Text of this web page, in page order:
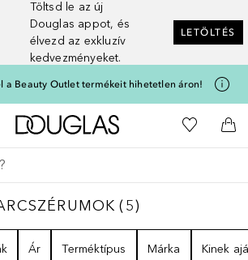
Töltsd le az új
Douglas appot, és
élvezd az exkluzív
kedvezményeket.
LETÖLTÉS
a Beauty Outlet termékeit hihetetlen áron!
A Douglas Főoldalra
A
ARCSZÉRUMOK5
(5)
Ár Terméktípus Márka Kinek